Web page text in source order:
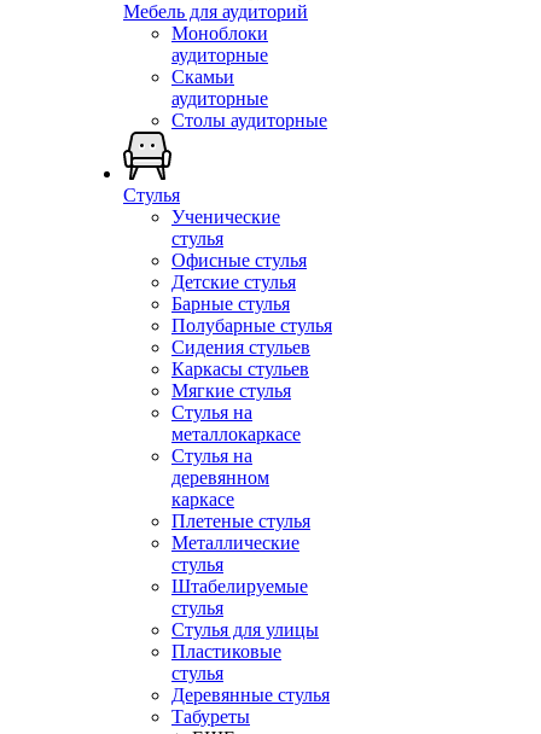
Мебель для аудиторий
Моноблоки
аудиторные
Скамьи
аудиторные
Столы аудиторные
Стулья
Ученические
стулья
Офисные стулья
Детские стулья
Барные стулья
Полубарные стулья
Сидения стульев
Каркасы стульев
Мягкие стулья
Стулья на
металлокаркасе
Стулья на
деревянном
каркасе
Плетеные стулья
Металлические
стулья
Штабелируемые
стулья
Стулья для улицы
Пластиковые
стулья
Деревянные стулья
Табуреты